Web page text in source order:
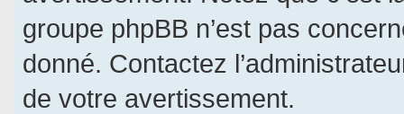
groupe phpBB n’est pas
donné. Contactez
de votre avertissement.